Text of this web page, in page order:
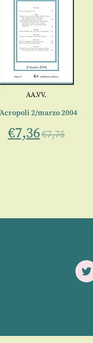
AA.VV.
2/marzo 2004
€7,36€7,75